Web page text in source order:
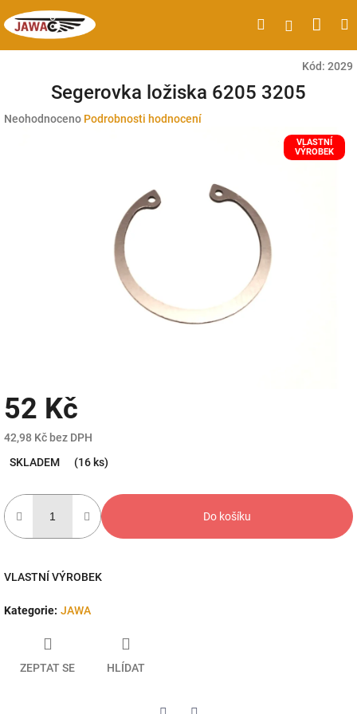
na
obsah
HledatPřihlášení
Kód: 2029
Segerovka ložiska 6205 3205
Průměrné
Neohodnoceno Podrobnosti hodnocení
VLASTNÍ
VÝROBEK
52 Kč
42,98 Kč bez DPH
cena:
SKLADEM (16 ks)
Do košíku
VLASTNÍ VÝROBEK
Kategorie: JAWA
ZEPTAT SE HLÍDAT